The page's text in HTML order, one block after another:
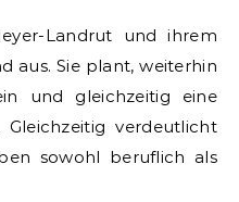
Landrut und ihrem
aus. Sie plant, weiterhin
und gleichzeitig eine
verdeutlicht
sowohl beruflich als